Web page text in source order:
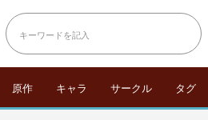
原作 キャラ サークル タグ